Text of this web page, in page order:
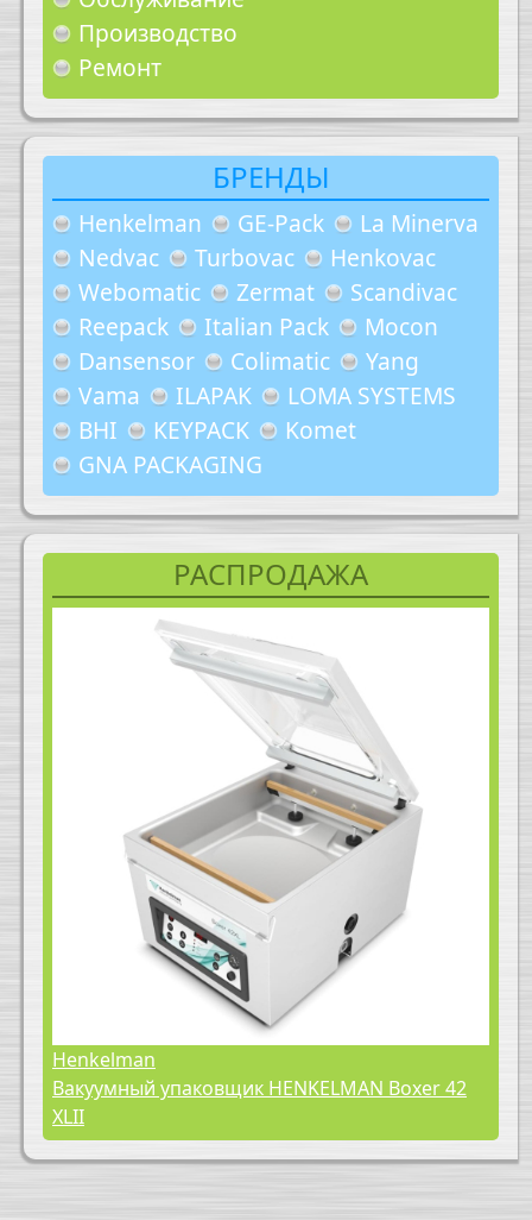
Производство
Ремонт
БРЕНДЫ
Henkelman GE-Pack
La Minerva
Nedvac
Turbovac
Henkovac
Webomatic
Zermat
Scandivac
Reepack
Italian Pack
Mocon
Dansensor
Colimatic
Yang
Vama
ILAPAK
LOMA SYSTEMS
BHI
KEYPACK
Komet
GNA PACKAGING
РАСПРОДАЖА
Henkelman
Вакуумный упаковщик HENKELMAN Boxer 42
XLII